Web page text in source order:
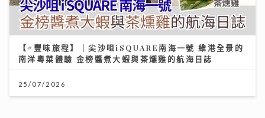
【#豐味旅程】｜尖沙咀iSQUARE南海一號 維港全景的
南洋粵菜體驗 金榜醬煮大蝦與茶燻雞的航海日誌
25/07/2026